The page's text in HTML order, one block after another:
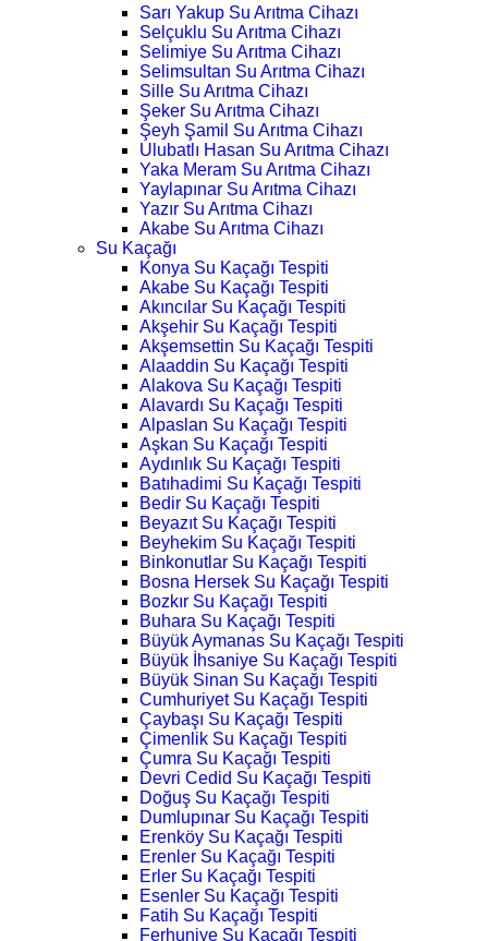
Sarı Yakup Su Arıtma Cihazı
Selçuklu Su Arıtma Cihazı
Selimiye Su Arıtma Cihazı
Selimsultan Su Arıtma Cihazı
Sille Su Arıtma Cihazı
Şeker Su Arıtma Cihazı
Şeyh Şamil Su Arıtma Cihazı
Ulubatlı Hasan Su Arıtma Cihazı
Yaka Meram Su Arıtma Cihazı
Yaylapınar Su Arıtma Cihazı
Yazır Su Arıtma Cihazı
Akabe Su Arıtma Cihazı
Su Kaçağı
Konya Su Kaçağı Tespiti
Akabe Su Kaçağı Tespiti
Akıncılar Su Kaçağı Tespiti
Akşehir Su Kaçağı Tespiti
Akşemsettin Su Kaçağı Tespiti
Alaaddin Su Kaçağı Tespiti
Alakova Su Kaçağı Tespiti
Alavardı Su Kaçağı Tespiti
Alpaslan Su Kaçağı Tespiti
Aşkan Su Kaçağı Tespiti
Aydınlık Su Kaçağı Tespiti
Batıhadimi Su Kaçağı Tespiti
Bedir Su Kaçağı Tespiti
Beyazıt Su Kaçağı Tespiti
Beyhekim Su Kaçağı Tespiti
Binkonutlar Su Kaçağı Tespiti
Bosna Hersek Su Kaçağı Tespiti
Bozkır Su Kaçağı Tespiti
Buhara Su Kaçağı Tespiti
Büyük Aymanas Su Kaçağı Tespiti
Büyük İhsaniye Su Kaçağı Tespiti
Büyük Sinan Su Kaçağı Tespiti
Cumhuriyet Su Kaçağı Tespiti
Çaybaşı Su Kaçağı Tespiti
Çimenlik Su Kaçağı Tespiti
Çumra Su Kaçağı Tespiti
Devri Cedid Su Kaçağı Tespiti
Doğuş Su Kaçağı Tespiti
Dumlupınar Su Kaçağı Tespiti
Erenköy Su Kaçağı Tespiti
Erenler Su Kaçağı Tespiti
Erler Su Kaçağı Tespiti
Esenler Su Kaçağı Tespiti
Fatih Su Kaçağı Tespiti
Ferhuniye Su Kaçağı Tespiti